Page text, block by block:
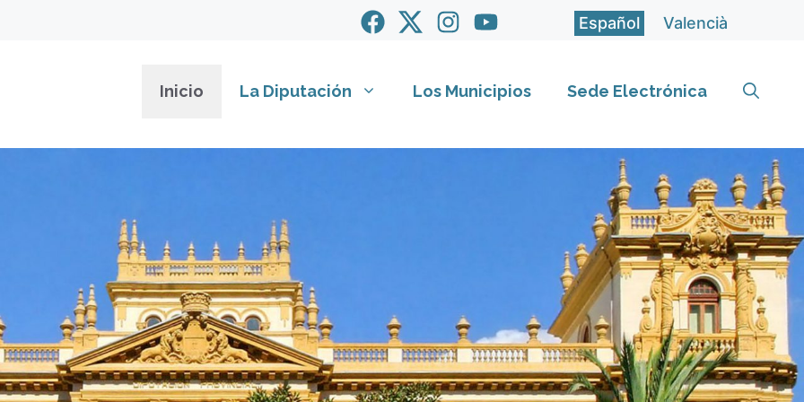
Español Valencià
Inicio La Diputación Los Municipios Sede Electrónica